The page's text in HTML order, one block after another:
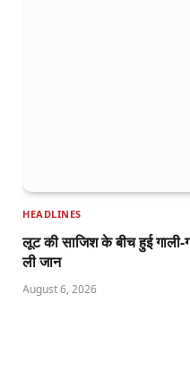
HEADLINES
लूट की साजिश के बीच हुई
ली जान
August 6, 2026